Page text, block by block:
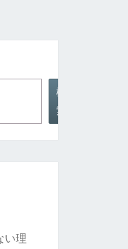
検
索
い理